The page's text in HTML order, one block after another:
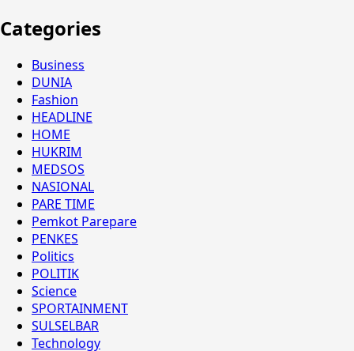
Categories
Business
DUNIA
Fashion
HEADLINE
HOME
HUKRIM
MEDSOS
NASIONAL
PARE TIME
Pemkot Parepare
PENKES
Politics
POLITIK
Science
SPORTAINMENT
SULSELBAR
Technology